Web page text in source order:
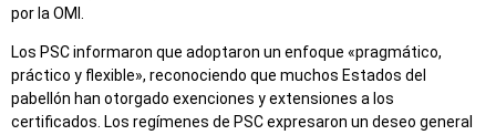
por la OMI.
Los PSC informaron que adoptaron un enfoque «pragmático,
práctico y flexible», reconociendo que muchos Estados del
pabellón han otorgado exenciones y extensiones a los
certificados. Los regímenes de PSC expresaron un deseo general